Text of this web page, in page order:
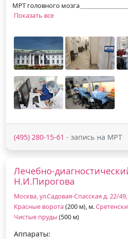
МРТ головного мозга
Показать все
(495) 280-15-61 - запись на МРТ
Лечебно-
Н.И.Пирогова
Москва, ул.Садовая-Спасская д. 22/
Красные ворота (200 м), м.
Чистые пруды (500 м)
Аппараты: